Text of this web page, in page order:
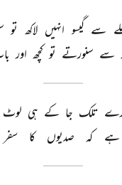
سے گیسو انہیں لاکھ تو
سے سنورتے تو کچھ اور
تلک جا کے ہی لوٹ
ہے کہ صدیوں کا سفر